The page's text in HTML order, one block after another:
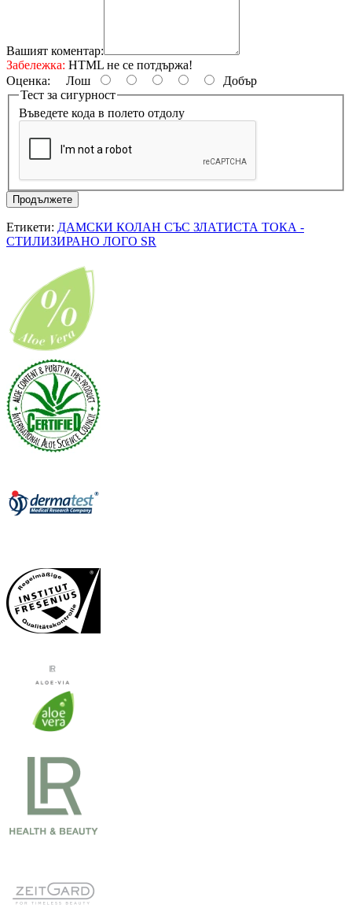
Вашият коментар:
Забележка: HTML не се потдържа!
Оценка: Лош
Добър
Тест за сигурност
Въведете кода в полето отдолу
Продължете
Етикети: ДАМСКИ КОЛАН СЪС ЗЛАТИСТА ТОКА -
СТИЛИЗИРАНО ЛОГО SR